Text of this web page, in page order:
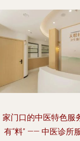
家门口的中医特色服
有“料” —— 中医诊所